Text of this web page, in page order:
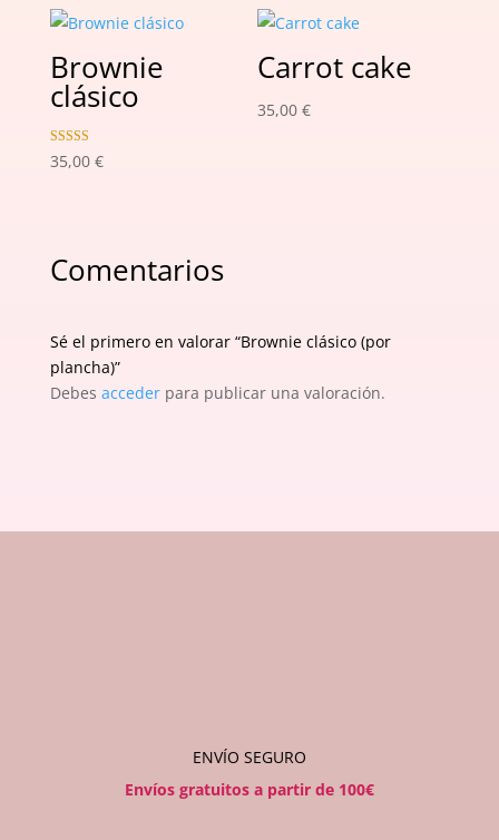
Brownie
clásico
Valorado con
5.00
35,00 €
Carrot cake
35,00€
Comentarios
Sé el primero en valorar “Brownie clásico (por
plancha)”
Debes accederpara publicar una valoración.
ENVÍO SEGURO
Envíos gratuitos a partir de 100€